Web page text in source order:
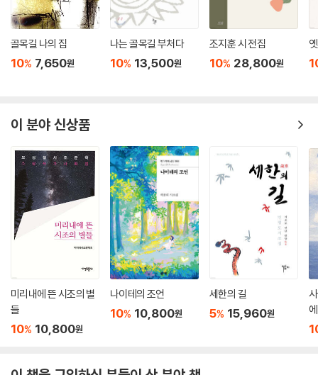
골목길 나의 집
10% 7,650원
나는 골목길 부처다
10% 13,500원
조지훈 시 전집
10% 28,800원
이 분야 신상품
미리내에 뜬 시조의 별
들
10% 10,800원
나이테의 조언
10% 10,800원
세한의 길
5% 15,960원